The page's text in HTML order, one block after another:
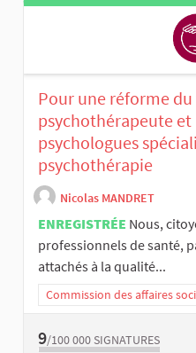
Pour une réforme
psychothérapeute et
psychologues
psychothérapie
Nicolas MANDRET
ENREGISTRÉE Nous,
professionnels de santé,
attachés à la qualité...
Commission des affaires
9/100 000 SIGNATURES